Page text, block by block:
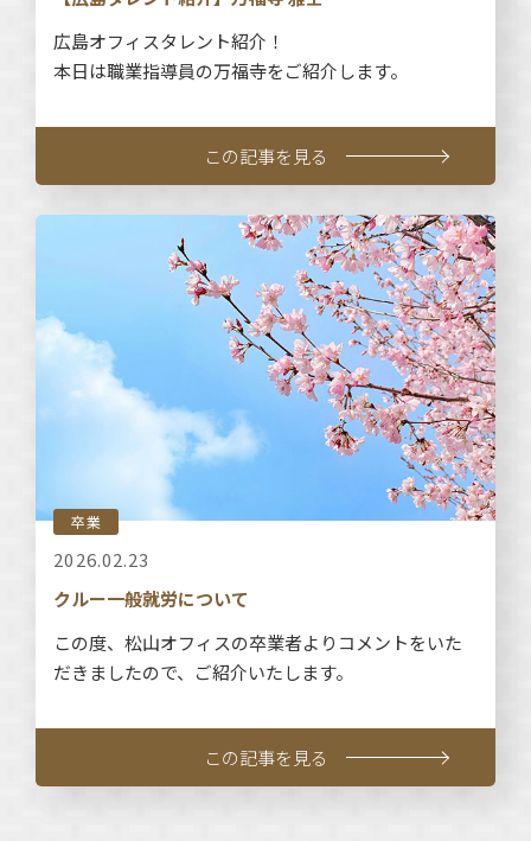
広島オフィスタレント紹介！
本日は職業指導員の万福寺をご紹介します。
この記事を見る
卒業
2026.02.23
クルー一般就労について
この度、松山オフィスの卒業者よりコメントをいた
だきましたので、ご紹介いたします。
この記事を見る